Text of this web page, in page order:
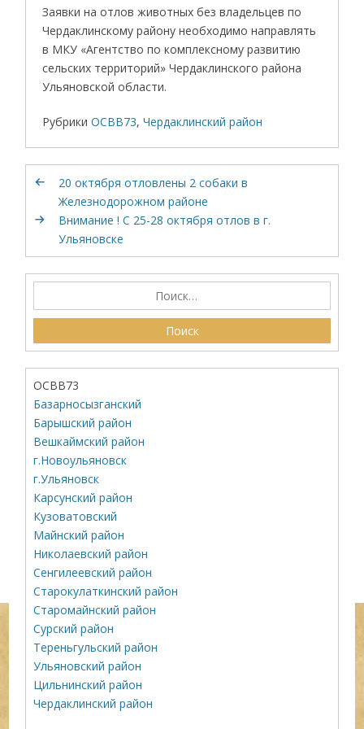
Заявки на отлов животных без владельцев по
Чердаклинскому району необходимо направлять
в МКУ «Агентство по комплексному развитию
сельских территорий» Чердаклинского района
Ульяновской области.
Рубрики ОСВВ73,Чердаклинский район
20 октября отловлены 2 собаки в
Железнодорожном районе
Внимание ! С 25-28 октября отлов в г.
Ульяновске
ОСВВ73
Базарносызганский
Барышский район
Вешкаймский район
г.Новоульяновск
г.Ульяновск
Карсунский район
Кузоватовский
Майнский район
Николаевский район
Сенгилеевский район
Старокулаткинский район
Старомайнский район
Сурский район
Тереньгульский район
Ульяновский район
Цильнинский район
Чердаклинский район